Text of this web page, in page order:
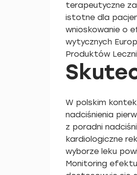
terapeutyczne
istotne dla
wnioskowanie o
wytycznych
Produktów
W polskim
nadciśnienia
z poradni
kardiologiczne
wyborze leku
Monitoring